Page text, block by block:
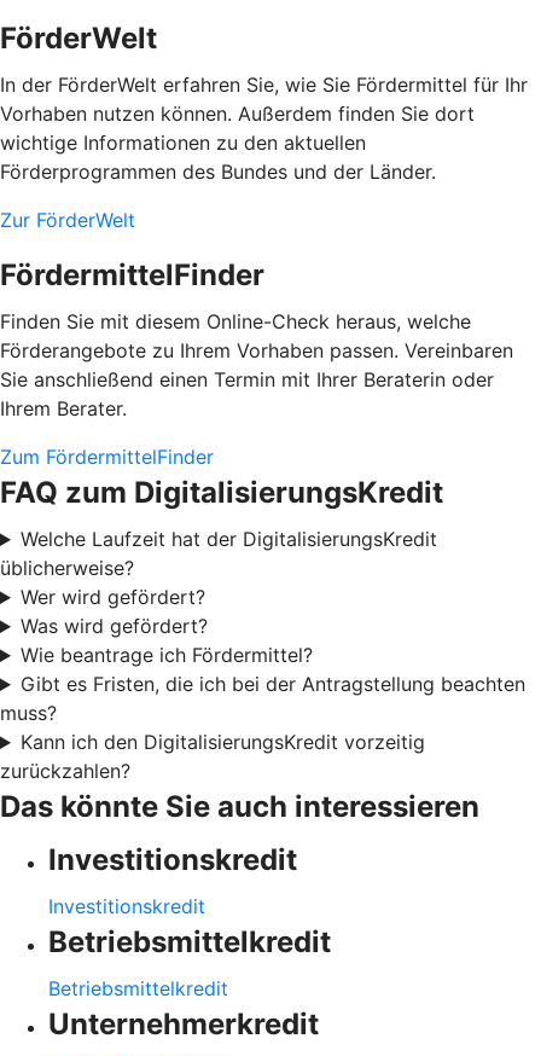
FörderWelt
In der FörderWelt erfahren Sie, wie Sie Fördermittel für Ihr
Vorhaben nutzen können. Außerdem finden Sie dort
wichtige Informationen zu den aktuellen
Förderprogrammen des Bundes und der Länder.
Zur FörderWelt
FördermittelFinder
Finden Sie mit diesem Online-Check heraus, welche
Förderangebote zu Ihrem Vorhaben passen. Vereinbaren
Sie anschließend einen Termin mit Ihrer Beraterin oder
Ihrem Berater.
Zum FördermittelFinder
FAQ zum DigitalisierungsKredit
Welche Laufzeit hat der DigitalisierungsKredit
üblicherweise?
Wer wird gefördert?
Was wird gefördert?
Wie beantrage ich Fördermittel?
Gibt es Fristen, die ich bei der Antragstellung beachten
muss?
Kann ich den DigitalisierungsKredit vorzeitig
zurückzahlen?
Das könnte Sie auch interessieren
Investitionskredit
Investitionskredit
Betriebsmittelkredit
Betriebsmittelkredit
Unternehmerkredit